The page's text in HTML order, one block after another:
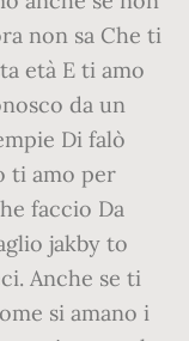
non sa Che ti
età E ti amo
da un
Di falò
ti amo per
faccio Da
jakby to
Anche se ti
si amano i